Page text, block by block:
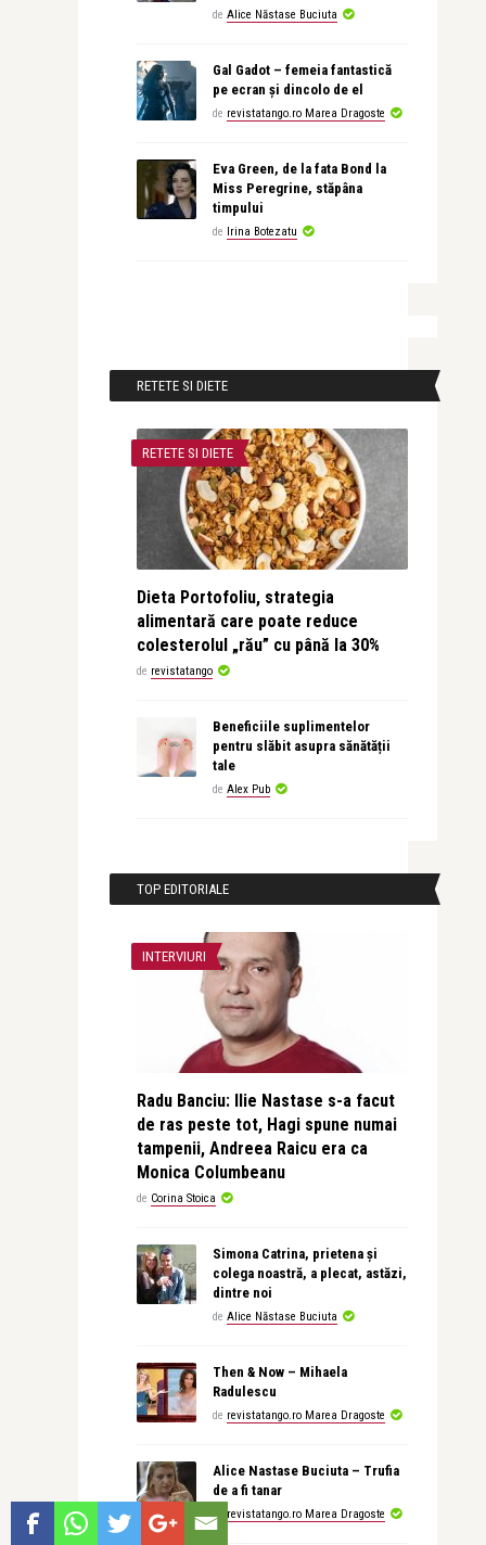
de Alice Năstase Buciuta
Gal Gadot – femeia fantastică
pe ecran și dincolo de el
de revistatango.ro Marea Dragoste
Eva Green, de la fata Bond la
Miss Peregrine, stăpâna
timpului
de Irina Botezatu
RETETE SI DIETE
RETETE SI DIETE
Dieta Portofoliu, strategia
alimentară care poate reduce
colesterolul „rău” cu până la 30%
de revistatango
Beneficiile suplimentelor
pentru slăbit asupra sănătății
tale
de Alex Pub
TOP EDITORIALE
INTERVIURI
Radu Banciu: Ilie Nastase s-a facut
de ras peste tot, Hagi spune numai
tampenii, Andreea Raicu era ca
Monica Columbeanu
de Corina Stoica
Simona Catrina, prietena și
colega noastră, a plecat, astăzi,
dintre noi
de Alice Năstase Buciuta
Then & Now – Mihaela
Radulescu
de revistatango.ro Marea Dragoste
Alice Nastase Buciuta – Trufia
de a fi tanar
de revistatango.ro Marea Dragoste